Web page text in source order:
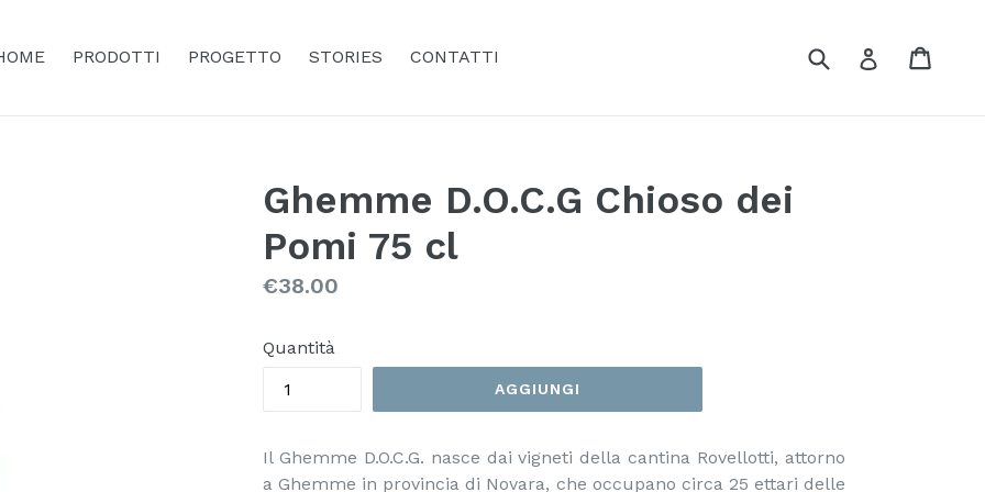
PRODOTTI PROGETTO STORIES CONTATTI Cerca Accedi
Ghemme D.O.C.G Chioso dei
Pomi 75 cl
Prezzo
€38.00
Quantità
AGGIUNGI
Il Ghemme D.O.C.G. nasce dai vigneti della cantina Rovellotti, attorno
a Ghemme in provincia di Novara, che occupano circa 25 ettari delle